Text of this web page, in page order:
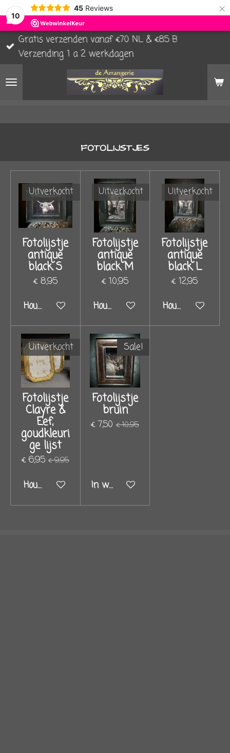
10
45 Reviews ×
Gratis verzenden vanaf €70 NL & €85 B
Verzending 1 a 2 werkdagen
FOTOLIJSTJES
Uitverkocht
Fotolijstje
antique
black S
€ 8,95
Houd mij op de hoogte
Uitverkocht
Fotolijstje
antique
black M
€ 10,95
Houd mij op de hoogte
Uitverkocht
Fotolijstje
antique
black L
€ 12,95
Houd mij op de
Uitverkocht
Fotolijstje
Clayre &
Eef,
goudkleuri
ge lijst
€ 6,95 € 9,95
Houd mij op de hoogte
Sale!
Fotolijstje
bruin
€ 7,50 € 10,95
In winkelwagen